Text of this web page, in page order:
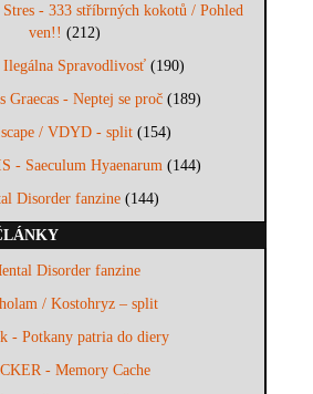
- 333 stříbrných kokotů / Pohled
ven!! (212)
Spravodlivosť (190)
Graecas - Neptej se proč (189)
/ VDYD - split(154)
- Saeculum Hyaenarum (144)
Disorder fanzine (144)
Disorder fanzine
/ Kostohryz – split
- Potkany patria do diery
- Memory Cache